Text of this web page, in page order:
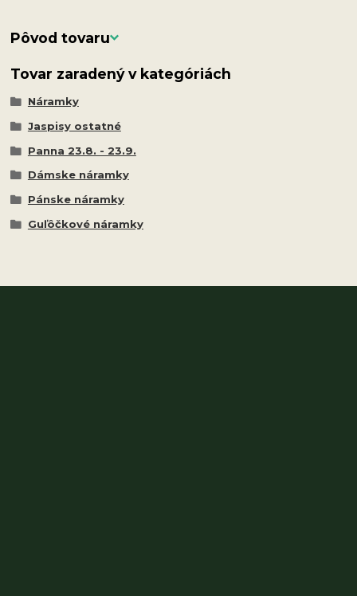
Pôvod tovaru
Tovar zaradený v kategóriách
Náramky
Jaspisy ostatné
Panna 23.8. - 23.9.
Dámske náramky
Pánske náramky
Guľôčkové náramky